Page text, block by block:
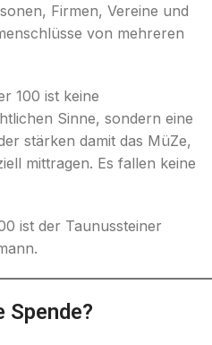
Firmen, Vereine und
von mehreren
100 ist keine
Sinne, sondern eine
stärken damit das MüZe,
mittragen. Es fallen keine
ist der Taunussteiner